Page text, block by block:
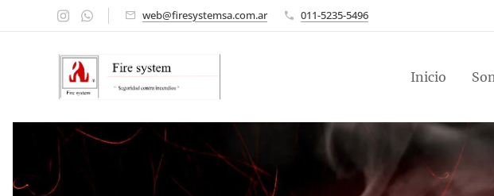
web@firesystemsa.com.ar 011-5235-5496
Inicio